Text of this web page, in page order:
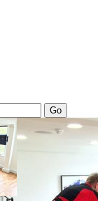
Go